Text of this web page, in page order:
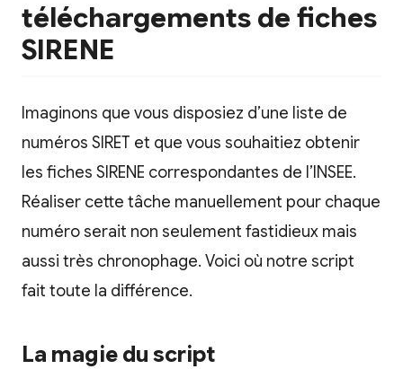
téléchargements de fiches
SIRENE
Imaginons que vous disposiez d’une liste de
numéros SIRET et que vous souhaitiez obtenir
les fiches SIRENE correspondantes de l’INSEE.
Réaliser cette tâche manuellement pour chaque
numéro serait non seulement fastidieux mais
aussi très chronophage. Voici où notre script
fait toute la différence.
La magie du script